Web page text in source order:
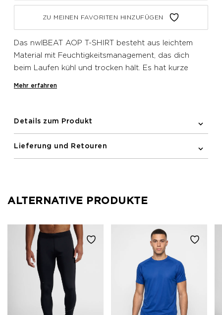
ZU MEINEN FAVORITEN HINZUFÜGEN
Das nwlBEAT AOP T-SHIRT besteht aus leichtem
Material mit Feuchtigkeitsmanagement, das dich
beim Laufen kühl und trocken hält. Es hat kurze
Mehr erfahren
Details zum Produkt
Lieferung und Retouren
ALTERNATIVE PRODUKTE